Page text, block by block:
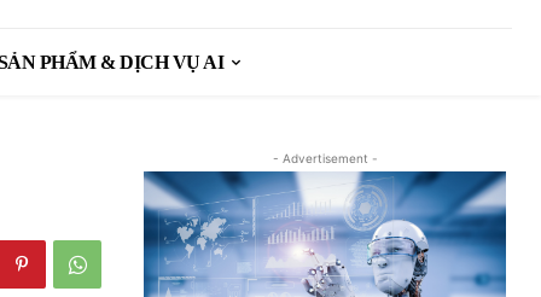
PHẨM & DỊCH VỤ AI
- Advertisement -